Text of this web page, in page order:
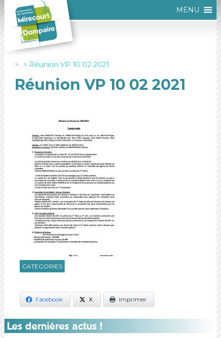
MENU
Réunion VP 10 02 2021
Réunion VP 10 02 2021
CATÉGORIES
Facebook X Imprimer
Les dernières actus !